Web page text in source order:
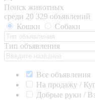
Поиск животных
среди 20 329 объявлений
Кошки
Собаки
Тип объявления
Все объявления
На продажу /
Добрые руки /